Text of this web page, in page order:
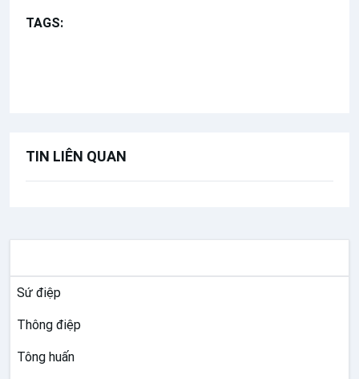
TAGS:
TIN LIÊN QUAN
Sứ điệp
Thông điệp
Tông huấn